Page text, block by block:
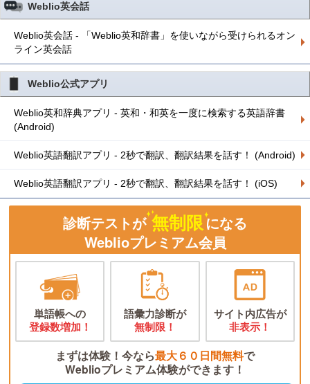
Weblio英会話
Weblio英会話 - 「Weblio英和辞書」を使いながら受けられるオン
ライン英会話
Weblio公式アプリ
Weblio英和辞典アプリ - 英和・和英を一度に検索する英語辞書
(Android)
Weblio英語翻訳アプリ - 2秒で翻訳、翻訳結果を話す！ (Android)
Weblio英語翻訳アプリ - 2秒で翻訳、翻訳結果を話す！ (iOS)
診断テストが 無制限になる
Weblioプレミアム会員
単語帳への
登録数増加！
語彙力診断が
無制限！
サイト内広告が
非表示！
まずは体験！今なら最大６０日間無料で
Weblioプレミアム体験ができます！